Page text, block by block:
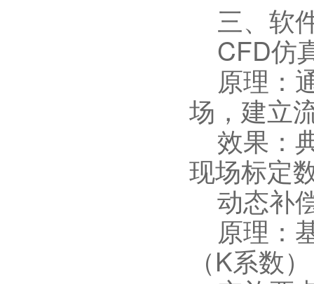
三、软
CFD仿
原理：
场，建立
效果：
现场标定
动态补
原理：
（K系数